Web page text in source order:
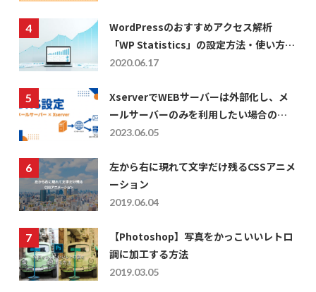
WordPressのおすすめアクセス解析
「WP Statistics」の設定方法・使い方に
ついて
2020.06.17
XserverでWEBサーバーは外部化し、メ
ールサーバーのみを利用したい場合の
DNS設定
2023.06.05
左から右に現れて文字だけ残るCSSアニメ
ーション
2019.06.04
【Photoshop】写真をかっこいいレトロ
調に加工する方法
2019.03.05